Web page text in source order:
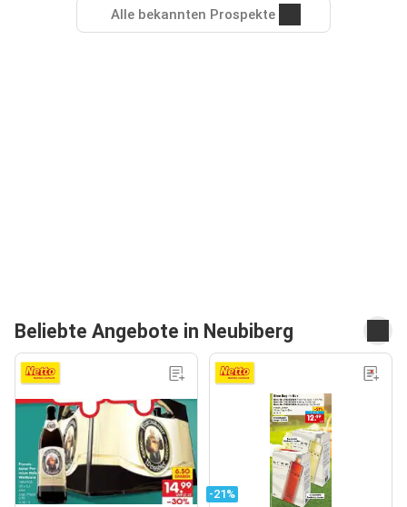
Alle bekannten Prospekte
Beliebte Angebote in Neubiberg
-21%